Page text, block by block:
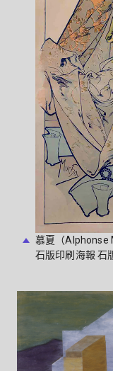
慕夏（Alphonse
石版印刷海報 石